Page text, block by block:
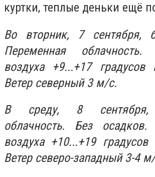
куртки, теплые деньки ещё
Во вторник, 7 сентября,
Переменная облачность.
воздуха +9...+17
Ветер северный 3 м/с.
В среду, 8 сентября,
облачность. Без осадков.
воздуха +10...+19
Ветер северо-западный 3-4